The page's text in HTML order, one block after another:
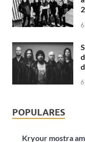
POPULARES
Kryour mostra